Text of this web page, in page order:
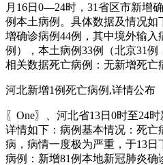
月16日0—24时，31省区市新增
例本土病例。具体数据及情况
增确诊病例44例，其中境外输入
例），本土病例33例（北京31
相关数据死亡病例：无新增死亡
河北新增1例死亡病例,详情公布
〖One〗、河北省13日0时至24
详情如下：病例基本情况：死
病，病情一度极为严重，于13
病例：新增81例本地新冠肺炎